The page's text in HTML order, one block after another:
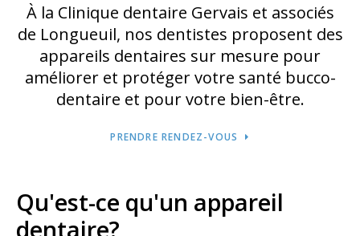
À la Clinique dentaire Gervais et associés
de Longueuil, nos dentistes proposent des
appareils dentaires sur mesure pour
améliorer et protéger votre santé bucco-
dentaire et pour votre bien-être.
PRENDRE RENDEZ-VOUS
Qu'est-ce qu'un appareil
dentaire?